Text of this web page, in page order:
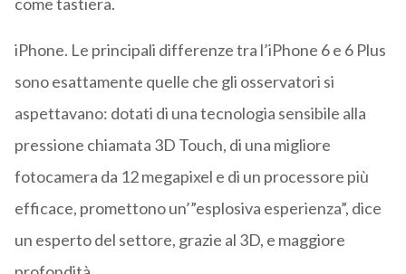
come tastiera.
iPhone. Le principali differenze tra l’iPhone 6 e 6 Plus
sono esattamente quelle che gli osservatori si
aspettavano: dotati di una tecnologia sensibile alla
pressione chiamata 3D Touch, di una migliore
fotocamera da 12 megapixel e di un processore più
efficace, promettono un’”esplosiva esperienza”, dice
un esperto del settore, grazie al 3D, e maggiore